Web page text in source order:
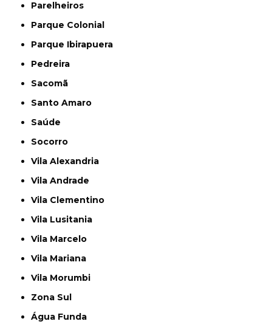
Parelheiros
Parque Colonial
Parque Ibirapuera
Pedreira
Sacomã
Santo Amaro
Saúde
Socorro
Vila Alexandria
Vila Andrade
Vila Clementino
Vila Lusitania
Vila Marcelo
Vila Mariana
Vila Morumbi
Zona Sul
Água Funda